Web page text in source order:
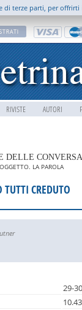
RIVISTE AUTORI
di terze parti, per
DELLE
LA PAROLA
CREDUTO
29-30